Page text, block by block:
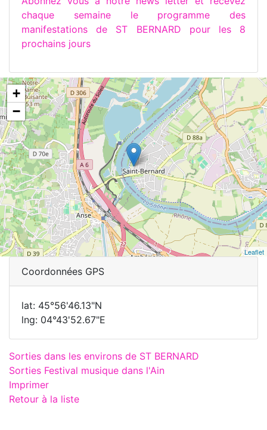
chaque semaine le programme des
manifestations de ST BERNARD pour les 8
prochains jours
+
−
Leaflet
Coordonnées GPS
lat: 45°56'46.13"N
lng: 04°43'52.67"E
Sorties dans les environs de ST BERNARD
Sorties Festival musique dans l'Ain
Imprimer
Retour à la liste